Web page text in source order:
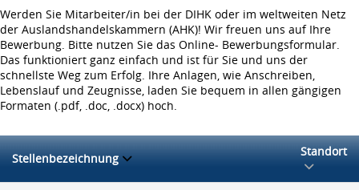
Werden Sie Mitarbeiter/in bei der DIHK oder im weltweiten Netz
der Auslandshandelskammern (AHK)! Wir freuen uns auf Ihre
Bewerbung. Bitte nutzen Sie das Online- Bewerbungsformular.
Das funktioniert ganz einfach und ist für Sie und uns der
schnellste Weg zum Erfolg. Ihre Anlagen, wie Anschreiben,
Lebenslauf und Zeugnisse, laden Sie bequem in allen gängigen
Formaten (.pdf, .doc, .docx) hoch.
Stellenbezeichnung Standort